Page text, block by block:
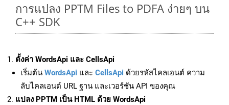
การแปลง PPTM Files to PDFA ง่ายๆ บน
C++ SDK
ตั้งค่า WordsApi และ CellsApi
เริ่มต้น WordsApi และ CellsApi ด้วยรหัสไคลเอนต์ ความ
ลับไคลเอนต์ URL ฐาน และเวอร์ชัน API ของคุณ
แปลง PPTM เป็น HTML ด้วย WordsApi